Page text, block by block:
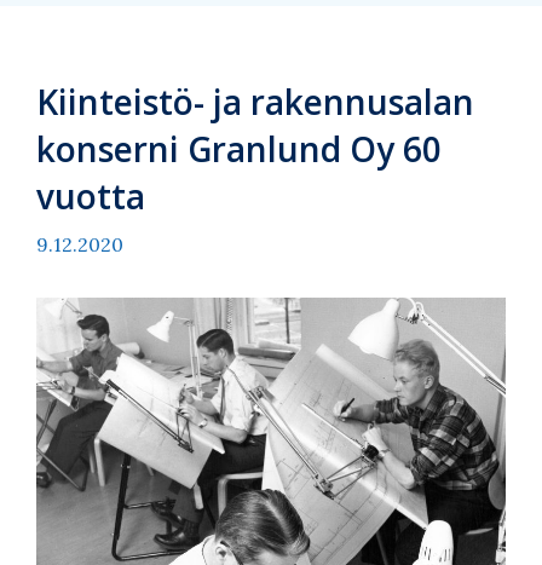
Kiinteistö- ja rakennusalan
konserni Granlund Oy 60
vuotta
9.12.2020